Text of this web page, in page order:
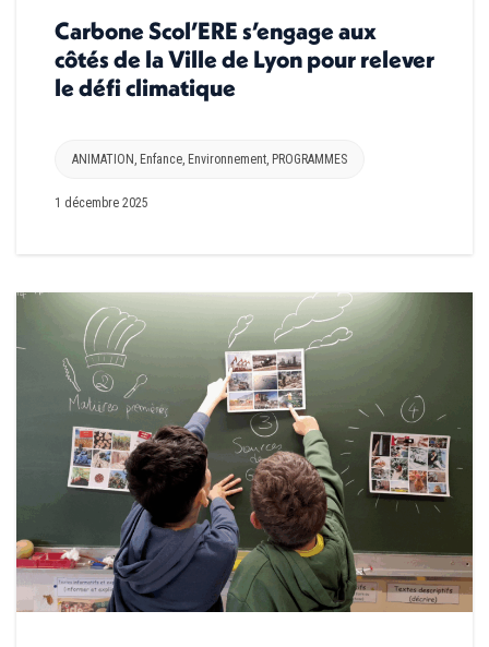
Carbone Scol’ERE s’engage aux
côtés de la Ville de Lyon pour relever
le défi climatique
ANIMATION Enfance Environnement PROGRAMMES
1 décembre 2025